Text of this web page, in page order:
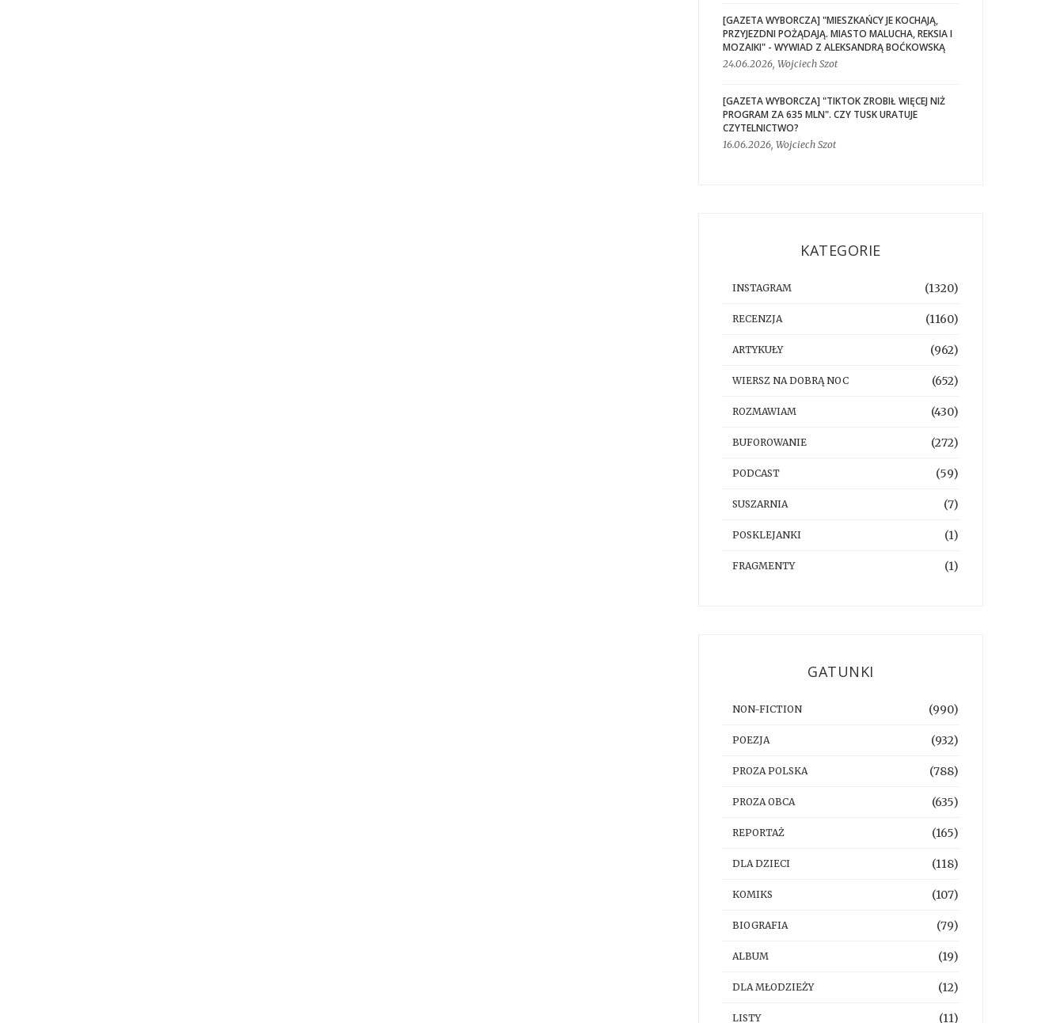
[GAZETA WYBORCZA] "MIESZKAŃCY JE KOCHAJĄ,
PRZYJEZDNI POŻĄDAJĄ. MIASTO MALUCHA, REKSIA I
MOZAIKI" - WYWIAD Z ALEKSANDRĄ BOĆKOWSKĄ
24.06.2026, Wojciech Szot
[GAZETA WYBORCZA] "TIKTOK ZROBIŁ WIĘCEJ NIŻ
PROGRAM ZA 635 MLN". CZY TUSK URATUJE
CZYTELNICTWO?
16.06.2026, Wojciech Szot
KATEGORIE
INSTAGRAM (1320)
RECENZJA (1160)
ARTYKUŁY (962)
WIERSZ NA DOBRĄ NOC (652)
ROZMAWIAM (430)
BUFOROWANIE (272)
PODCAST (59)
SUSZARNIA (7)
POSKLEJANKI (1)
FRAGMENTY (1)
GATUNKI
NON-FICTION (990)
POEZJA (932)
PROZA POLSKA (788)
PROZA OBCA (635)
REPORTAŻ (165)
DLA DZIECI (118)
KOMIKS (107)
BIOGRAFIA (79)
ALBUM (19)
DLA MŁODZIEŻY (12)
LISTY (11)